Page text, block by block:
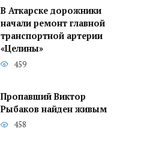
В Аткарске дорожники
начали ремонт главной
транспортной артерии
«Целины»
459
Пропавший Виктор
Рыбаков найден живым
458